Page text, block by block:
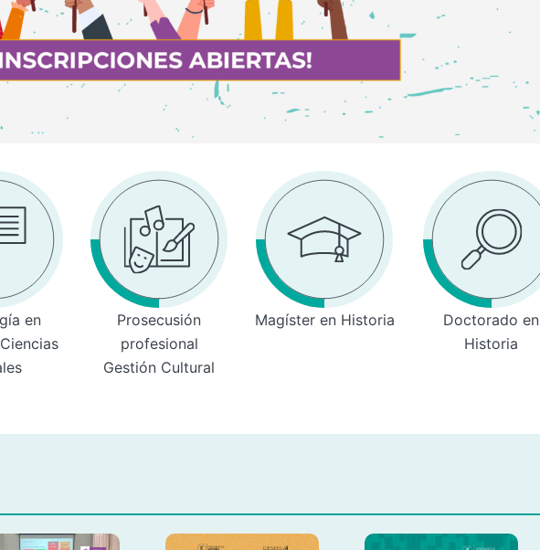
en
Prosecusión
profesional
Gestión Cultural
Magíster en Historia
Doctorado en
Historia